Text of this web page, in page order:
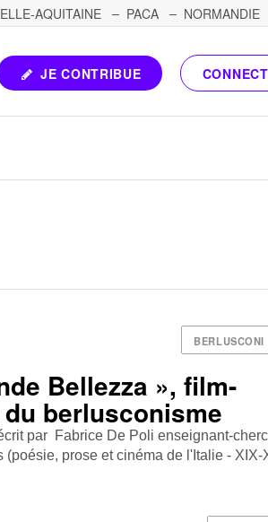
AQUITAINE PACA NORMANDIE
JE CONTRIBUE
BERLUSCONI
Bellezza », film-
berlusconisme
par Fabrice De Poli enseignant-
(poésie, prose et cinéma de l'Italie - XIX-